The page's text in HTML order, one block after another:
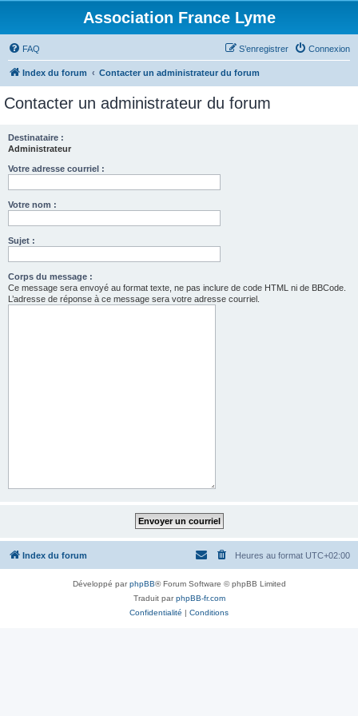
Association France Lyme
FAQ Connexion
S’enregistrer
Index du forum Contacter un administrateur du forum
Contacter un administrateur du forum
Destinataire :
Administrateur
Votre adresse courriel :
Votre nom :
Sujet :
Corps du message :
Ce message sera envoyé au format texte, ne pas inclure de code HTML ni de BBCode.
L’adresse de réponse à ce message sera votre adresse courriel.
Index du forum Heures au format UTC+02:00
Développé parphpBB® Forum Software © phpBB Limited
Traduit parphpBB-fr.com
Confidentialité | Conditions